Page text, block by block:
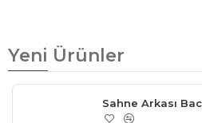
Yeni Ürünler
Sahne Arkası